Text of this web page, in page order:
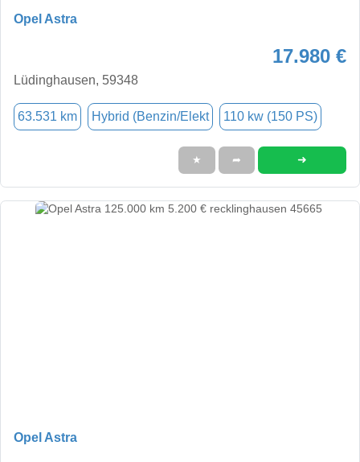
Opel Astra
17.980 €
Lüdinghausen, 59348
63.531 km Hybrid (Benzin/Elekt 110 kw (150 PS)
★ ➦ ➜
Opel Astra